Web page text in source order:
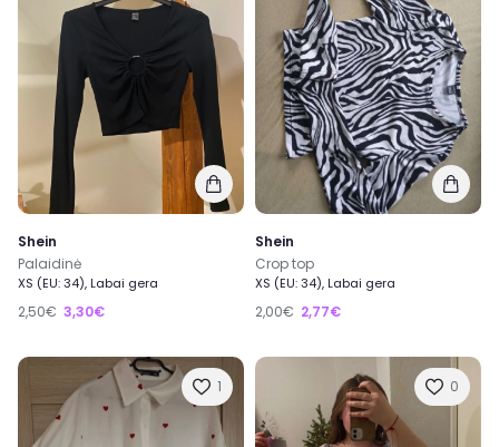
Shein
Palaidinė
XS (EU: 34), Labai gera
2,50€ 3,30€
Shein
Crop top
XS (EU: 34), Labai gera
2,00€ 2,77€
1 0